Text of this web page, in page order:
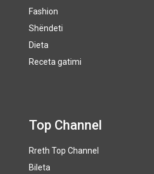
Fashion
Shëndeti
Dieta
Receta gatimi
Top Channel
Rreth Top Channel
Bileta